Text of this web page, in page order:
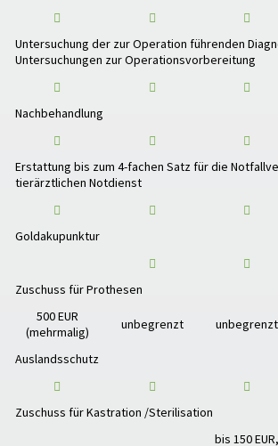
Untersuchung der zur Operation führenden
Untersuchungen zur Operationsvorbereitung
Nachbehandlung
Erstattung bis zum 4-fachen Satz für die
tierärztlichen Notdienst
Goldakupunktur
Zuschuss für Prothesen
500 EUR
(mehrmalig)
unbegrenzt unbegrenzt
Auslandsschutz
Zuschuss für Kastration /Sterilisation
bis 150 EUR,